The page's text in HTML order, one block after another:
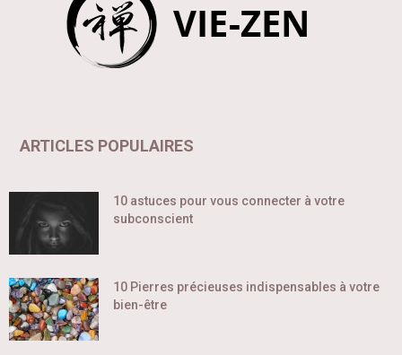
ARTICLES POPULAIRES
10 astuces pour vous connecter à votre
subconscient
10 Pierres précieuses indispensables à votre
bien-être